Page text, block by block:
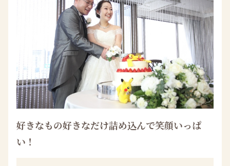
好きなもの好きなだけ詰め込んで笑顔いっぱ
い！